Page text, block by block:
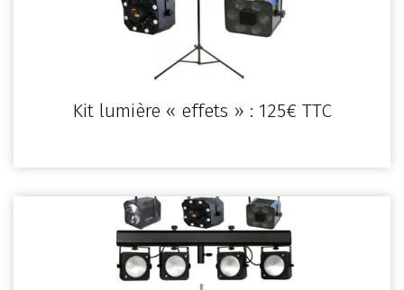
Kit lumière « effets » : 125€ TTC